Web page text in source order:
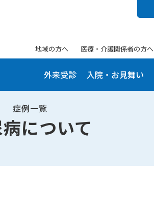
地域の方へ 医療・介護関係者の方へ
外来受診 入院・お見舞い
症例一覧
について